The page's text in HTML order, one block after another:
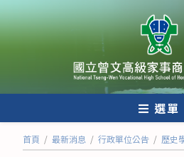
跳
轉
至
內
選單
首頁 / 最新消息 / 行政單位公告 / 歷史